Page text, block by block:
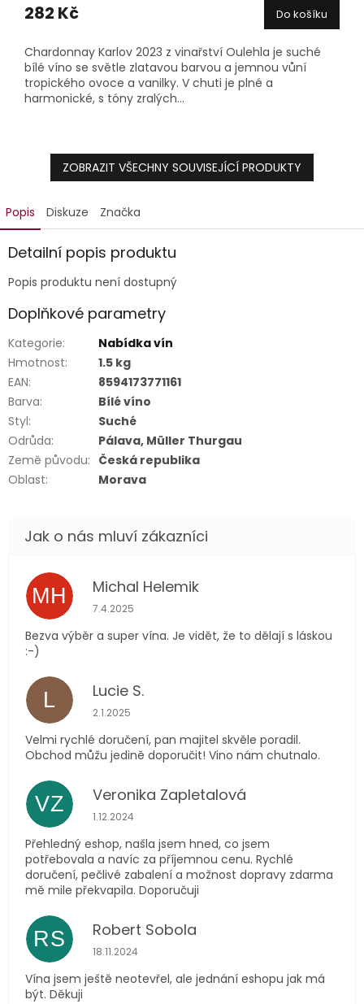
produktu
z
5
hvězdiček.
282 Kč Do košíku
Chardonnay Karlov 2023 z vinařství Oulehla je suché
bílé víno se světle zlatavou barvou a jemnou vůní
tropického ovoce a vanilky. V chuti je plné a
harmonické, s tóny zralých...
ZOBRAZIT VŠECHNY SOUVISEJÍCÍ PRODUKTY
Popis Diskuze Značka
Detailní popis produktu
Popis produktu není dostupný
Doplňkové parametry
Kategorie:
Nabídka vín
Hmotnost:
1.5 kg
EAN:
8594173771161
Barva:
Bílé víno
Styl:
Suché
Odrůda:
Pálava, Müller Thurgau
Země původu: Česká republika
Oblast: Morava
MH Michal Helemik
Hodnocení obchodu je 5 z 5 hvězdiček.
7.4.2025
Bezva výběr a super vína. Je vidět, že to dělají s láskou
:-)
L Lucie S.
Hodnocení obchodu je 5 z 5 hvězdiček.
2.1.2025
Velmi rychlé doručení, pan majitel skvěle poradil.
Obchod můžu jedině doporučit! Vino nám chutnalo.
VZ Veronika Zapletalová
Hodnocení obchodu je 5 z 5 hvězdiček.
1.12.2024
Přehledný eshop, našla jsem hned, co jsem
potřebovala a navíc za příjemnou cenu. Rychlé
doručení, pečlivé zabalení a možnost dopravy zdarma
mě mile překvapila. Doporučuji
RS Robert Sobola
Hodnocení obchodu je 5 z 5 hvězdiček.
18.11.2024
Vína jsem ještě neotevřel, ale jednání eshopu jak má
být. Děkuji